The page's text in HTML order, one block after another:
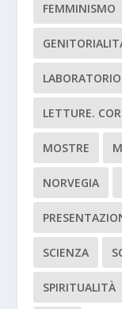
FEMMINISMO
LABORATORIO
LETTURE.
MOSTRE
NORVEGIA
SCIENZA
SPIRITUALITÀ